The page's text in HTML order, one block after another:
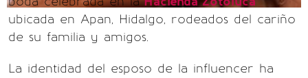
ubicada en Apan, Hidalgo, rodeados del cariño
de su familia y amigos.
La identidad del esposo de la influencer ha